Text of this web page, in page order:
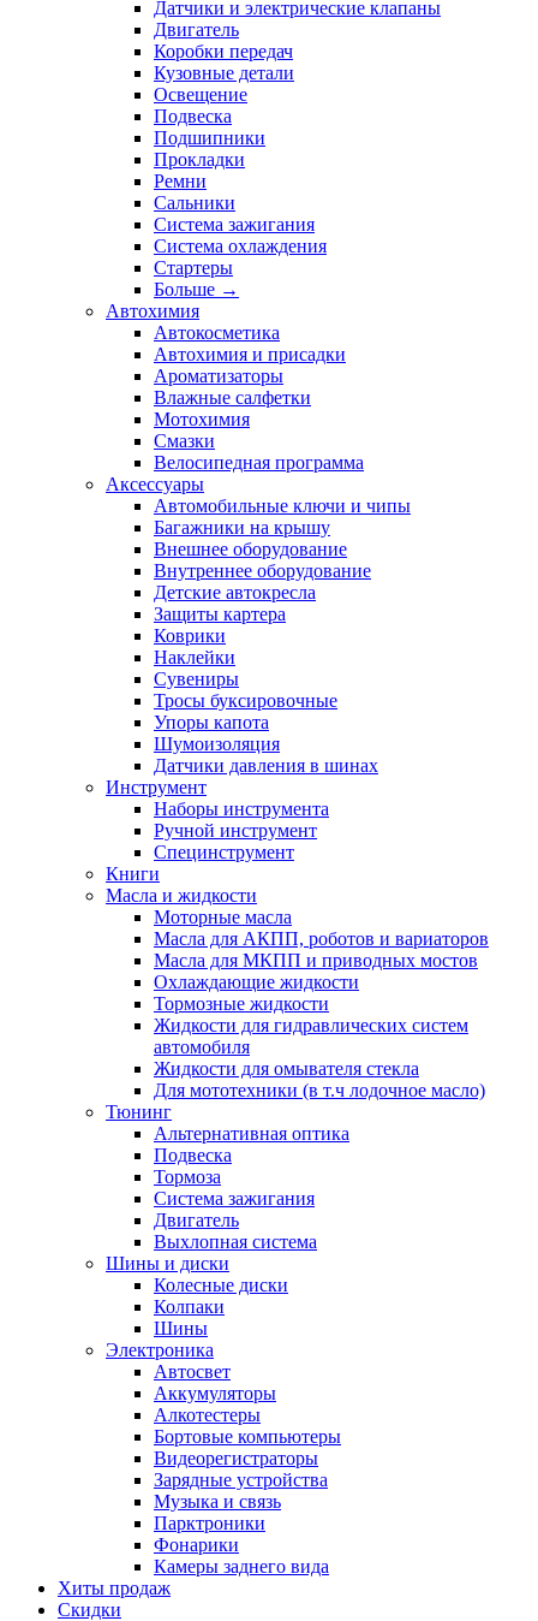
Датчики и электрические клапаны
Двигатель
Коробки передач
Кузовные детали
Освещение
Подвеска
Подшипники
Прокладки
Ремни
Сальники
Система зажигания
Система охлаждения
Стартеры
Больше →
Автохимия
Автокосметика
Автохимия и присадки
Ароматизаторы
Влажные салфетки
Мотохимия
Смазки
Велосипедная программа
Аксессуары
Автомобильные ключи и чипы
Багажники на крышу
Внешнее оборудование
Внутреннее оборудование
Детские автокресла
Защиты картера
Коврики
Наклейки
Сувениры
Тросы буксировочные
Упоры капота
Шумоизоляция
Датчики давления в шинах
Инструмент
Наборы инструмента
Ручной инструмент
Специнструмент
Книги
Масла и жидкости
Моторные масла
Масла для АКПП, роботов и вариаторов
Масла для МКПП и приводных мостов
Охлаждающие жидкости
Тормозные жидкости
Жидкости для гидравлических систем
автомобиля
Жидкости для омывателя стекла
Для мототехники (в т.ч лодочное масло)
Тюнинг
Альтернативная оптика
Подвеска
Тормоза
Система зажигания
Двигатель
Выхлопная система
Шины и диски
Колесные диски
Колпаки
Шины
Электроника
Автосвет
Аккумуляторы
Алкотестеры
Бортовые компьютеры
Видеорегистраторы
Зарядные устройства
Музыка и связь
Парктроники
Фонарики
Камеры заднего вида
Хиты продаж
Скидки